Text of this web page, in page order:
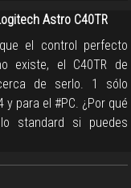
Astro C40TR
el control perfecto
existe, el C40TR de
de serlo. 1 sólo
y para el #PC. ¿Por qué
standard si puedes